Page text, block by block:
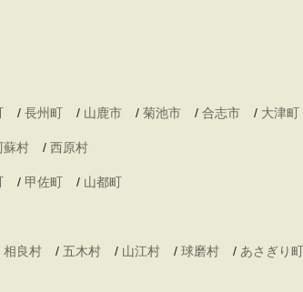
/ 長州町 / 山鹿市 / 菊池市 / 合志市 / 大津町
蘇村 / 西原村
/ 甲佐町 / 山都町
相良村 / 五木村 / 山江村 / 球磨村 / あさぎり町